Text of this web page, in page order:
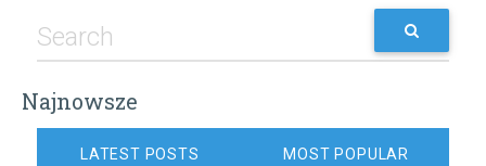
Najnowsze
LATEST POSTS MOST POPULAR